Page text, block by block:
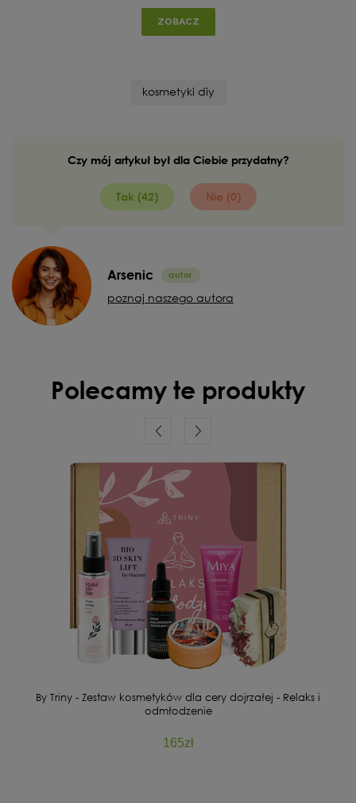
ZOBACZ
kosmetyki diy
Czy mój artykuł był dla Ciebie przydatny?
Tak (42) Nie (0)
Arsenic
poznaj naszego autora
Polecamy te produkty
By Triny - Zestaw kosmetyków dla cery dojrzałej - Relaks i
odmłodzenie
165zł